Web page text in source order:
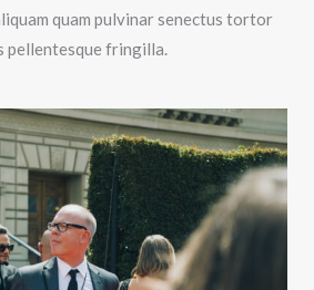
quam pulvinar senectus tortor
pellentesque fringilla.